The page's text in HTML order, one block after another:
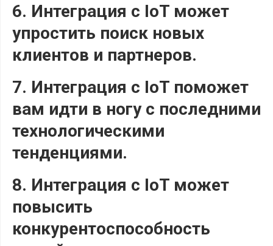
6. Интеграция с IoT может
упростить поиск новых
клиентов и партнеров.
7. Интеграция с IoT поможет
вам идти в ногу с последними
технологическими
тенденциями.
8. Интеграция с IoT может
повысить
конкурентоспособность